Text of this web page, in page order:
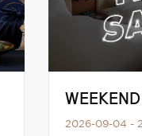
2026-09-04 -